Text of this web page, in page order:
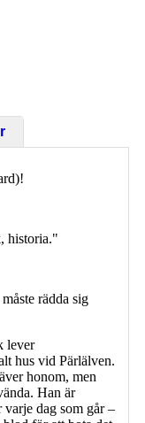
historia."
rädda sig
lever
hus vid Pärlälven.
honom, men
Han är
dag som går –